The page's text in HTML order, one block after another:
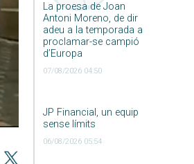
La proesa de Joan
Antoni Moreno, de dir
adeu a la temporada a
proclamar-se campió
d’Europa
07/08/2026 04:50
JP Financial, un equip
sense límits
06/08/2026 05:54